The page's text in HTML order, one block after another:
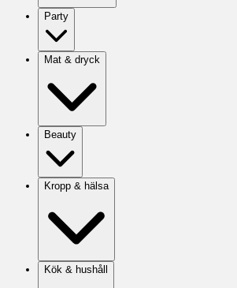
Party
Mat & dryck
Beauty
Kropp & hälsa
Kök & hushåll